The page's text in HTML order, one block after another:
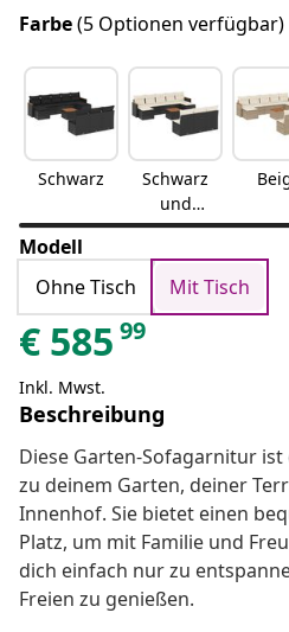
Farbe(5 Optionen verfügbar)
Schwarz
Schwarz
und
Creme
Modell
Ohne Tisch
Mit Tisch
€ 585 99
Inkl. Mwst.
Beschreibung
Diese Garten-Sofagarnitur
zu deinem Garten, deiner
Innenhof. Sie bietet einen
Platz, um mit Familie und
dich einfach nur zu
Freien zu genießen.